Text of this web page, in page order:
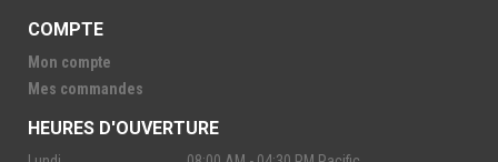
COMPTE
Mon compte
Mes commandes
HEURES D'OUVERTURE